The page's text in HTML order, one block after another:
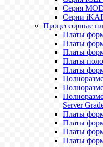
Серия
Серии
Процессорные
Платы
Платы
Платы
Платы
Платы
Server
Платы
Платы
Платы
Платы